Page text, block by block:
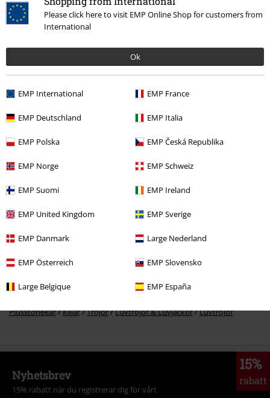
Please click here to visit EMP Online Shop for customers from
International
Ok
EMP International EMP France
EMP Deutschland EMP Italia
EMP Polska EMP Česká Republika
EMP Norge EMP Schweiz
EMP Suomi EMP Ireland
EMP United Kingdom EMP Sverige
EMP Danmark Large Nederland
EMP Österreich EMP Slovensko
Large Belgique EMP España
Senast besökt
rek-pris
More categories. More options.
Kläder & accessoarer Toppar Luvjackor
Teman Svarta kläder Svarta tröjor & koftor
Teman Skräck
Teman Festivaler & Konserter Bandmerch
Plusstorlekar Killar Tröjor Luvtröjor & Luvjackor Luvtröjor
15%
rabatt
Nyhetsbrev
15% rabatt när du registrerar dig för vårt